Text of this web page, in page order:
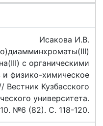
Исакова И.В.
с органическими
и физико-химическое
Вестник Кузбасского
университета.
№6 (82). C. 118-120.